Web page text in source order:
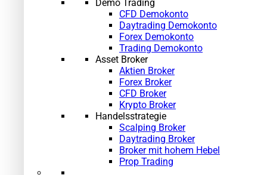
Demo Trading
CFD Demokonto
Daytrading Demokonto
Forex Demokonto
Trading Demokonto
Asset Broker
Aktien Broker
Forex Broker
CFD Broker
Krypto Broker
Handelsstrategie
Scalping Broker
Daytrading Broker
Broker mit hohem Hebel
Prop Trading